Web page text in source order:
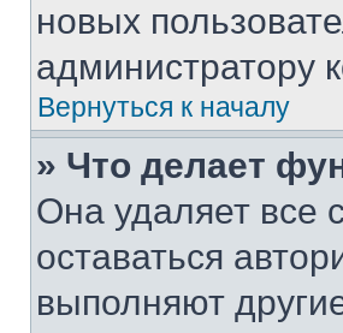
новых
администратору
Вернуться к началу
» Что делает
Она удаляет все
оставаться
выполняют